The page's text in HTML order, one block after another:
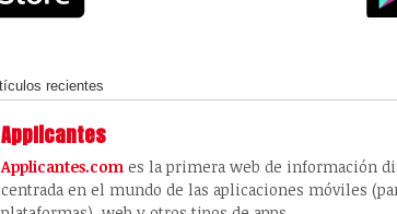
recientes
Applicantes
Applicantes.com es la primera web de información
centrada en el mundo de las aplicaciones móviles